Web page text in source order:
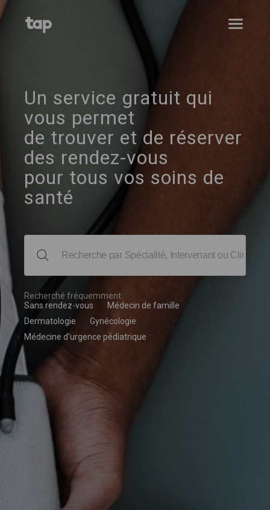
Un service gratuit qui
vous permet
de trouver et de réserver
des rendez-vous
pour tous vos soins de
santé
Recherché fréquemment:
Sans rendez-vous
Médecin de famille
Dermatologie
Gynécologie
Médecine d'urgence pédiatrique